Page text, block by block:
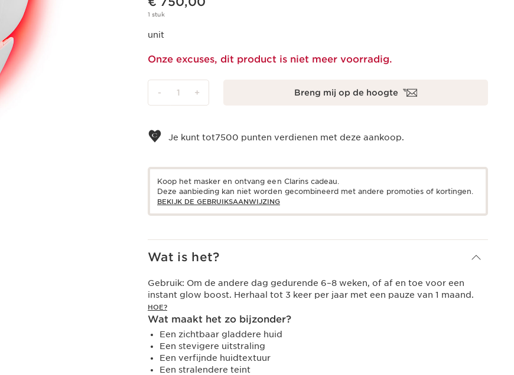
1 stuk
unit
Onze excuses, dit product is niet meer voorradig.
- 1 + Breng mij op de hoogte
Je kunt tot7500 punten verdienen met deze aankoop.
Koop het masker en ontvang een Clarins cadeau.
Deze aanbieding kan niet worden gecombineerd met andere promoties of kortingen.
BEKIJK DE GEBRUIKSAANWIJZING
Wat is het?
Gebruik: Om de andere dag gedurende 6–8 weken, of af en toe voor een
instant glow boost. Herhaal tot 3 keer per jaar met een pauze van 1 maand.
HOE?
Wat maakt het zo bijzonder?
Een zichtbaar gladdere huid
Een stevigere uitstraling
Een verfijnde huidtextuur
Een stralendere teint